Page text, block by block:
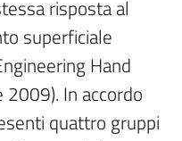
risposta al
superficiale
Hand
In accordo
quattro gruppi